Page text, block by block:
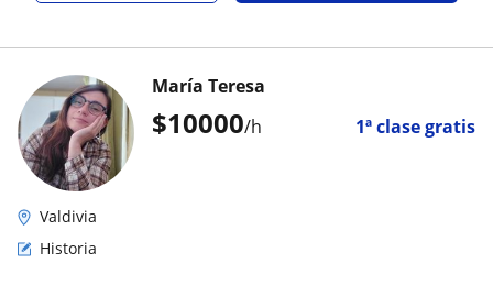
$10000/h 1ª clase gratis
María Teresa
Valdivia
Historia